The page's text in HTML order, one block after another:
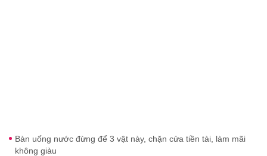
Bàn uống nước đừng để 3 vật này, chặn cửa tiền tài, làm mãi
không giàu